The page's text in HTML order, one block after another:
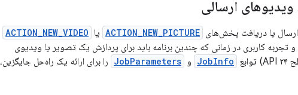
ارسالی
ACTION_NEW_PICTURE یا ACTION_NEW_VIDEO
کاربری در زمانی که چندین برنامه باید برای پردازش یک تصویر یا ویدیوی
JobInfo و JobParameters را برای ارائه یک راه‌حل جایگزین،